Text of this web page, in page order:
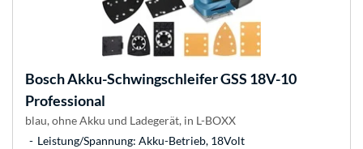
BoschAkku-Schwingschleifer GSS 18V-10
Professional
blau, ohne Akku und Ladegerät, in L-BOXX
Leistung/Spannung: Akku-Betrieb, 18Volt